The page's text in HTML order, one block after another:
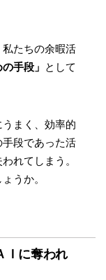
たちの余暇活
手段」 として
まく、効率的
段であった活
れてしまう。
うか。
Ｉに奪われ